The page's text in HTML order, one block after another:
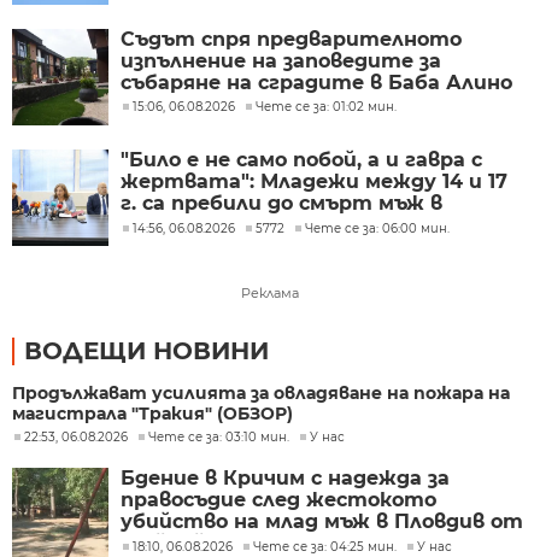
Съдът спря предварителното
изпълнение на заповедите за
събаряне на сградите в Баба Алино
15:06, 06.08.2026 Чете се за: 01:02 мин.
"Било е не само побой, а и гавра с
жертвата": Младежи между 14 и 17
г. са пребили до смърт мъж в
Пловдив
14:56, 06.08.2026 5772 Чете се за: 06:00 мин.
Реклама
ВОДЕЩИ НОВИНИ
Продължават усилията за овладяване на пожара на
магистрала "Тракия" (ОБЗОР)
22:53, 06.08.2026 Чете се за: 03:10 мин. У нас
Бдение в Кричим с надежда за
правосъдие след жестокото
убийство на млад мъж в Пловдив от
тийнейджъри
18:10, 06.08.2026 Чете се за: 04:25 мин. У нас